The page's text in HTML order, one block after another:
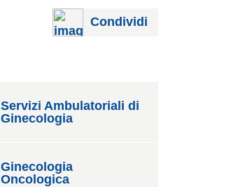
Condividi
Servizi Ambulatoriali di
Ginecologia
Ginecologia
Oncologica